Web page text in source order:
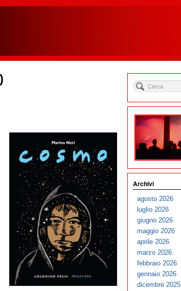
Archivi
agosto 2026
luglio 2026
giugno 2026
maggio 2026
aprile 2026
marzo 2026
febbraio 2026
gennaio 2026
dicembre 2025